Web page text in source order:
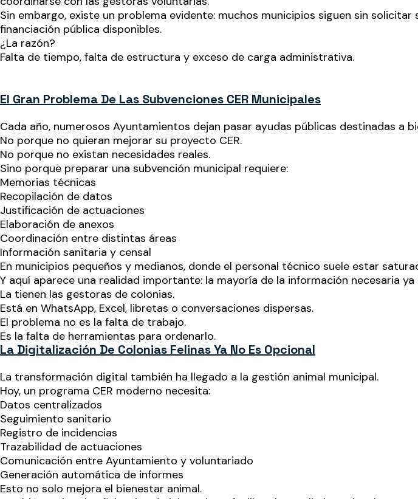
Sin embargo, existe un problema evidente: muchos municipios siguen sin solicitar
financiación pública disponibles.
¿La razón?
Falta de tiempo, falta de estructura y exceso de carga administrativa.
El Gran Problema De Las Subvenciones CER Municipales
Cada año, numerosos Ayuntamientos dejan pasar ayudas públicas destinadas a
No porque no quieran mejorar su proyecto CER.
No porque no existan necesidades reales.
Sino porque preparar una subvención municipal requiere:
Memorias técnicas
Recopilación de datos
Justificación de actuaciones
Elaboración de anexos
Coordinación entre distintas áreas
Información sanitaria y censal
En municipios pequeños y medianos, donde el personal técnico suele estar
Y aquí aparece una realidad importante: la mayoría de la información necesaria ya
La tienen las gestoras de colonias.
Está en WhatsApp, Excel, libretas o conversaciones dispersas.
El problema no es la falta de trabajo.
Es la falta de herramientas para ordenarlo.
La Digitalización De Colonias Felinas Ya No Es Opcional
La transformación digital también ha llegado a la gestión animal municipal.
Hoy, un programa CER moderno necesita:
Datos centralizados
Seguimiento sanitario
Registro de incidencias
Trazabilidad de actuaciones
Comunicación entre Ayuntamiento y voluntariado
Generación automática de informes
Esto no solo mejora el bienestar animal.